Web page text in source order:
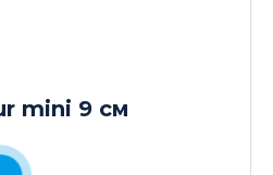
mini 9 см